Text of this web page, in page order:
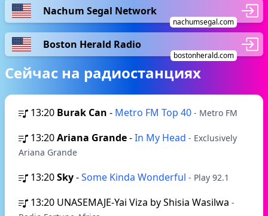
Nachum Segal Network
nachumsegal.com
Boston Herald Radio
bostonherald.com
Сейчас на радиостанциях
13:20 Burak Can - Metro FM Top 40 - Metro FM
13:20Ariana Grande-In My Head - Exclusively
Ariana Grande
13:20Sky-Some Kinda Wonderful - Play 92.1
13:20 UNASEMAJE-Yai Viza by Shisia Wasilwa -